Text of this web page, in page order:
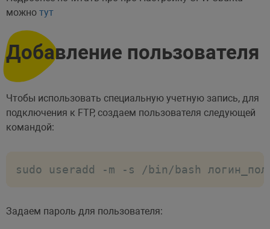
можно тут
Добавление пользователя
Чтобы использовать специальную учетную запись, для
подключения к FTP, создаем пользователя следующей
командой:
sudo useradd -m -s /bin/bash
Задаем пароль для пользователя: